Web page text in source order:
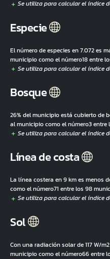
Especie
El número de especies en 7.072 es
municipio como el número18 entre
Bosque
26% del municipio está cubierto de
al municipio como el número3
Línea de costa
La línea costera en 9 km es menos
como el número71 entre los 98
Sol
Con una radiación solar de 117 W/
municipio como el número66 entre